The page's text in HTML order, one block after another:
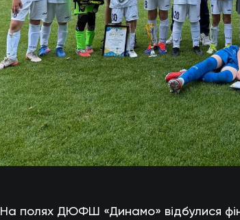
На полях ДЮФШ «Динамо» відбулися